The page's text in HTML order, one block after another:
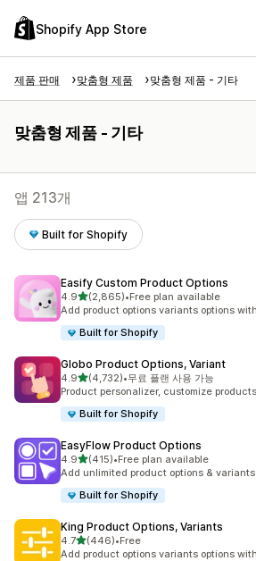
Shopify App Store
제품 판매 맞춤형 제품 맞춤형 제품 - 기타
맞춤형 제품 - 기타
앱 213개
Built for Shopify
Easify Custom Product Options
4.9별 5개 중
(2,865)
총 리뷰 2865개
•Free plan available
Add product options variants options
Built for Shopify
Globo Product Options, Variant
4.9별 5개 중
(4,732)
총 리뷰 4732개
•무료 플랜 사용 가능
Product personalizer, customize
Built for Shopify
EasyFlow Product Options
4.9별 5개 중
(415)
총 리뷰 415개
•Free plan available
Add unlimited product options &
Built for Shopify
King Product Options, Variants
4.7별 5개 중
(446)
총 리뷰 446개
•Free
Add product options variants options